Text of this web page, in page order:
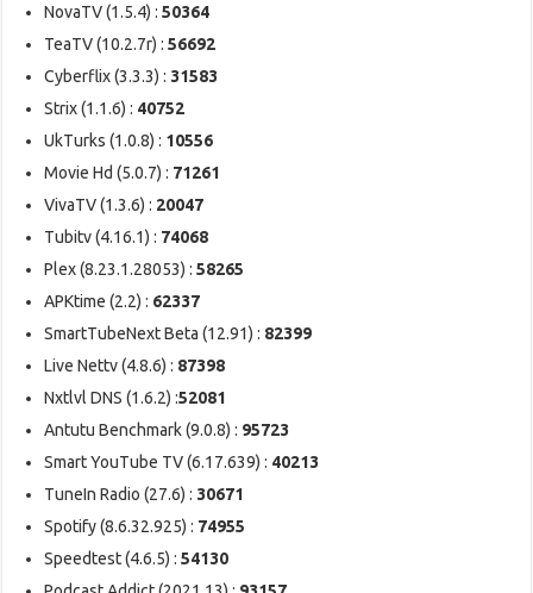
NovaTV (1.5.4) :50364
TeaTV (10.2.7r) :56692
Cyberflix (3.3.3) : 31583
Strix (1.1.6) : 40752
UkTurks (1.0.8) : 10556
Movie Hd (5.0.7) : 71261
VivaTV (1.3.6) : 20047
Tubitv (4.16.1) : 74068
Plex (8.23.1.28053) :58265
APKtime (2.2) : 62337
SmartTubeNext Beta (12.91) : 82399
Live Nettv (4.8.6) : 87398
Nxtlvl DNS (1.6.2) :52081
Antutu Benchmark (9.0.8) : 95723
Smart YouTube TV (6.17.639) : 40213
TuneIn Radio (27.6) : 30671
Spotify (8.6.32.925) : 74955
Speedtest (4.6.5) :54130